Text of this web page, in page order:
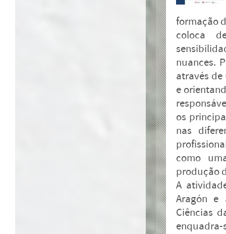
formação
coloca
nuances.
através
e
os
nas
como
produção
A
Aragón e
Ciências
enquadra-